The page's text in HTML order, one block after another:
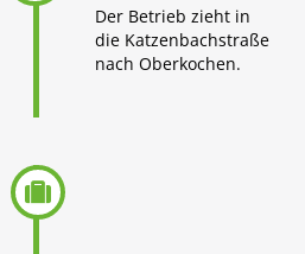

Der Betrieb zieht in
die Katzenbachstraße
nach Oberkochen.